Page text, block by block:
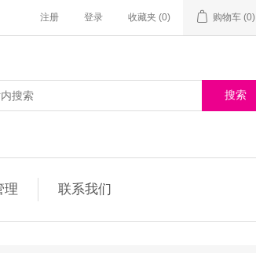
注册 登录 收藏夹 (0) 购物车 (0)
理 联系我们